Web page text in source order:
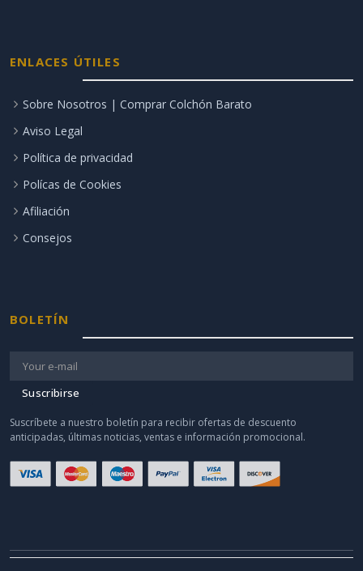
ENLACES ÚTILES
Sobre Nosotros | Comprar Colchón Barato
Aviso Legal
Política de privacidad
Polícas de Cookies
Afiliación
Consejos
BOLETÍN
Suscribirse
Suscríbete a nuestro boletín para recibir ofertas de descuento
anticipadas, últimas noticias, ventas e información promocional.